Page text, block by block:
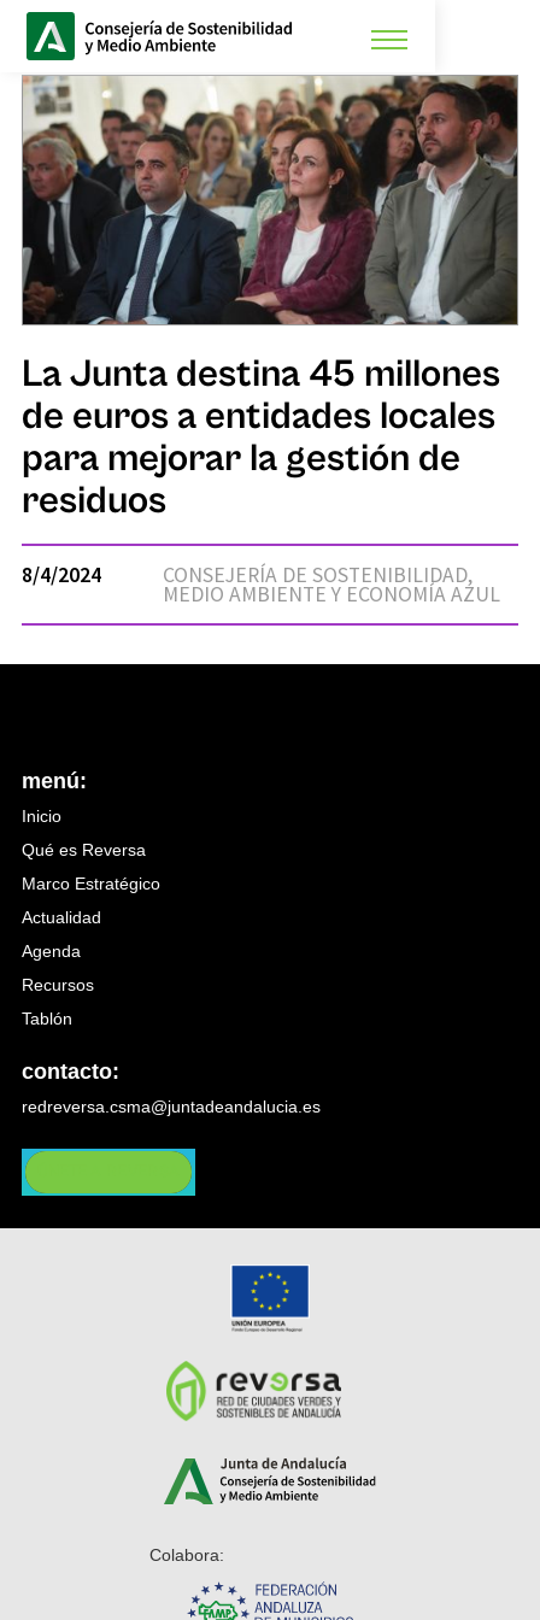
La Junta destina 45 millones
de euros a entidades locales
para mejorar la gestión de
residuos
8/4/2024 CONSEJERÍA DE SOSTENIBILIDAD,
MEDIO AMBIENTE Y ECONOMÍA AZUL
menú:
Inicio
Qué es Reversa
Marco Estratégico
Actualidad
Agenda
Recursos
Tablón
contacto:
redreversa.csma@juntadeandalucia.es
Colabora: